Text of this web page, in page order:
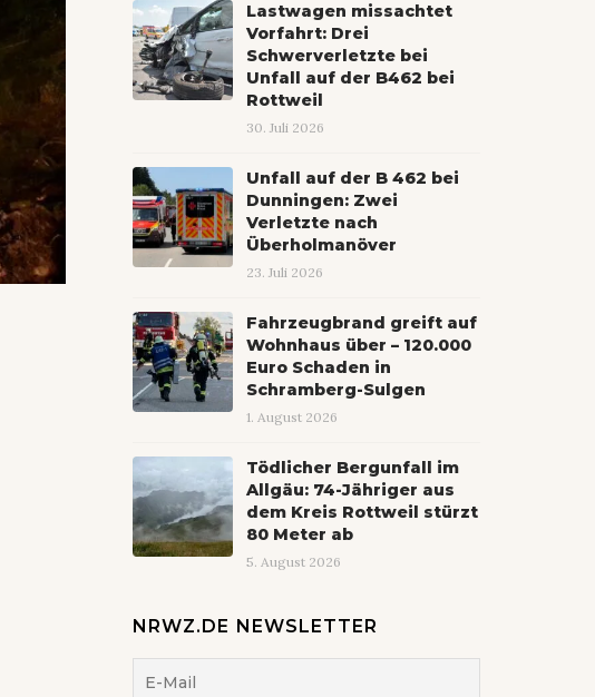
Lastwagen missachtet
Vorfahrt: Drei
Schwerverletzte bei
Unfall auf der B462 bei
Rottweil
30. Juli 2026
Unfall auf der B 462 bei
Dunningen: Zwei
Verletzte nach
Überholmanöver
23. Juli 2026
Fahrzeugbrand greift auf
Wohnhaus über – 120.000
Euro Schaden in
Schramberg-Sulgen
1. August 2026
Tödlicher Bergunfall im
Allgäu: 74-Jähriger aus
dem Kreis Rottweil stürzt
80 Meter ab
5. August 2026
NRWZ.DE NEWSLETTER